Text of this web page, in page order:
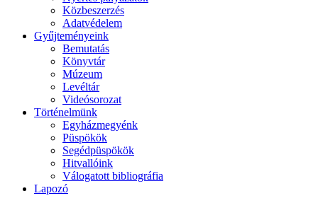
Közbeszerzés
Adatvédelem
Gyűjteményeink
Bemutatás
Könyvtár
Múzeum
Levéltár
Videósorozat
Történelmünk
Egyházmegyénk
Püspökök
Segédpüspökök
Hitvallóink
Válogatott bibliográfia
Lapozó